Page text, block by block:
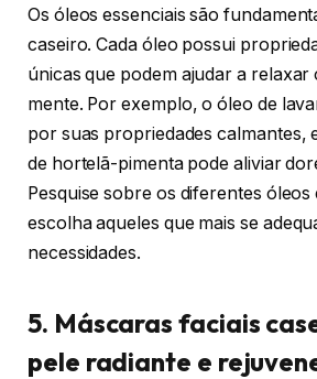
Os óleos essenciais são
caseiro. Cada óleo possui
únicas que podem ajudar a relaxar
mente. Por exemplo, o óleo de
por suas propriedades calmantes,
de hortelã-pimenta pode aliviar
Pesquise sobre os diferentes óleos
escolha aqueles que mais se
necessidades.
5. Máscaras faciais
pele radiante e